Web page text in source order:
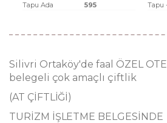
Tapu Ada
595 Tapu
Silivri Ortaköy'de faal ÖZEL
belegeli çok amaçlı çiftlik
(AT ÇİFTLİĞİ)
TURİZM İŞLETME BELGESİNDE